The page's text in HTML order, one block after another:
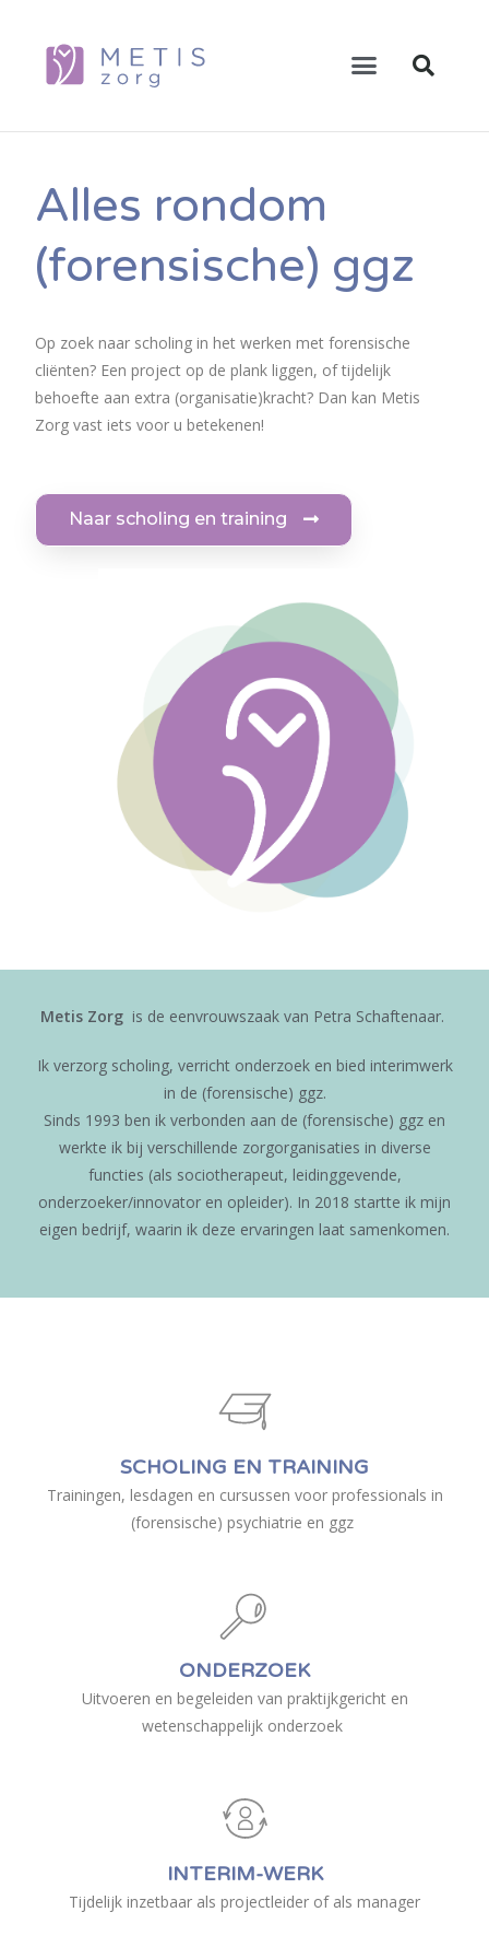
Alles rondom
(forensische) ggz
Op zoek naar scholing in het werken met forensische
cliënten? Een project op de plank liggen, of tijdelijk
behoefte aan extra (organisatie)kracht? Dan kan Metis
Zorg vast iets voor u betekenen!
Naar scholing en training
Metis Zorg is de eenvrouwszaak van Petra Schaftenaar.
Ik verzorg scholing, verricht onderzoek en bied interimwerk
in de (forensische) ggz.
Sinds 1993 ben ik verbonden aan de (forensische) ggz en
werkte ik bij verschillende zorgorganisaties in diverse
functies (als sociotherapeut, leidinggevende,
onderzoeker/innovator en opleider). In 2018 startte ik mijn
eigen bedrijf, waarin ik deze ervaringen laat samenkomen.
SCHOLING EN TRAINING
Trainingen, lesdagen en cursussen voor professionals in
(forensische) psychiatrie en ggz
ONDERZOEK
Uitvoeren en begeleiden van praktijkgericht en
wetenschappelijk onderzoek
INTERIM-WERK
Tijdelijk inzetbaar als projectleider of als manager